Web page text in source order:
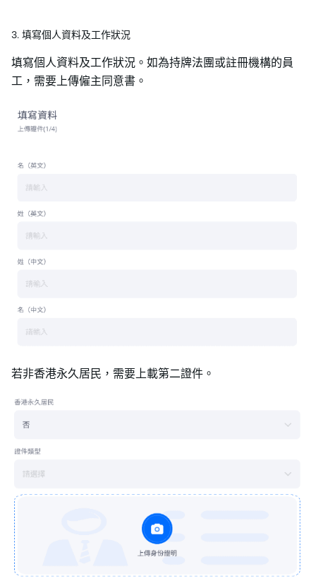
3. 填寫個人資料及工作狀況
填寫個人資料及工作狀況。如為持牌法團或註冊機構的員
工，需要上傳僱主同意書。
若非香港永久居民，需要上載第二證件。